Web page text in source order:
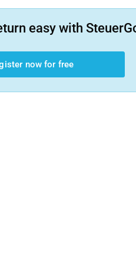
easy with
now for free